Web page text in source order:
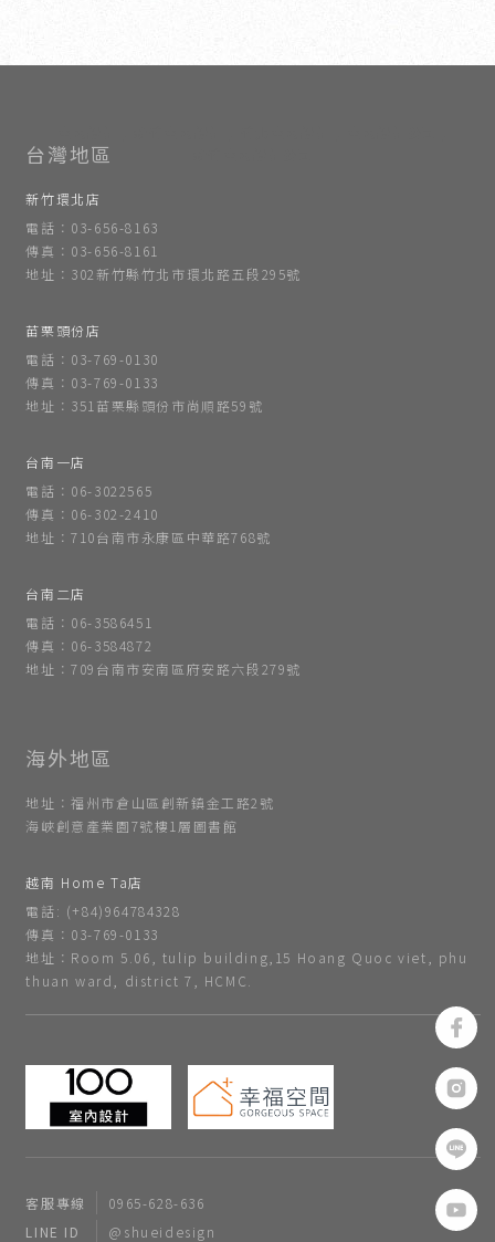
新竹環北店
電話：03-656-8163
傳真：03-656-8161
地址：302新竹縣竹北市環北路五段295號
苗栗頭份店
電話：03-769-0130
傳真：03-769-0133
地址：351苗栗縣頭份市尚順路59號
台南一店
電話：06-3022565
傳真：06-302-2410
地址：710台南市永康區中華路768號
台南二店
電話：06-3586451
傳真：06-3584872
地址：709台南市安南區府安路六段279號
地址：福州市倉山區創新鎮金工路2號
海峽創意產業園7號樓1層圖書館
越南 Home Ta店
電話: (+84)964784328
傳真：03-769-0133
地址：Room 5.06, tulip building,15 Hoang Quoc viet, phu
thuan ward, district 7, HCMC.
客服專線
0965-628-636
LINE ID
@shueidesign